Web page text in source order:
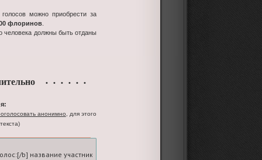
можно приобрести за
флоринов.
человека должны быть отданы
• • • • • •
анонимно, для этого
b] название участника-ролевой